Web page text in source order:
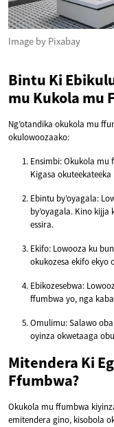
Image by Pixabay
Bintu Ki
mu Kukola mu
Ng’otandika okukola mu
okulowoozaako:
Ensimbi: Okukola
Kigasa
Ebintu by’oyagala:
by’oyagala. Kino kijja
essira.
Ekifo: Lowooza ku
okukozesa ekifo ekyo
Ebikozesebwa:
ffumbwa yo, nga
Omulimu: Salawo
oyinza okwetaaga
Mitendera Ki
Ffumbwa?
Okukola mu ffumbwa
emitendera gino, kisobola